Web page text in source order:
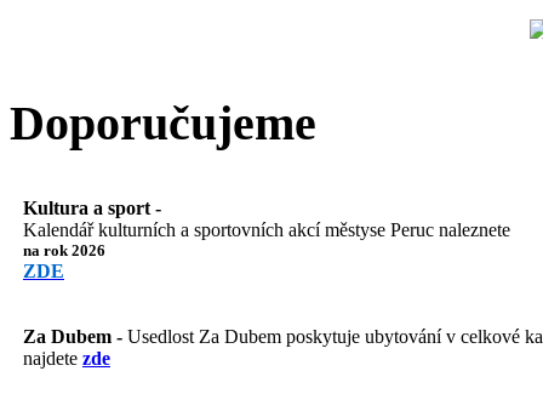
Doporučujeme
Kultura a sport -
Kalendář kulturních a sportovních akcí městyse Peruc naleznete
na rok 2026
ZDE
Za Dubem - Usedlost Za Dubem poskytuje ubytování v celkové
najdete zde